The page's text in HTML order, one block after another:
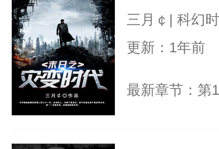
三月￠| 科幻
更新：1年前
最新章节：第